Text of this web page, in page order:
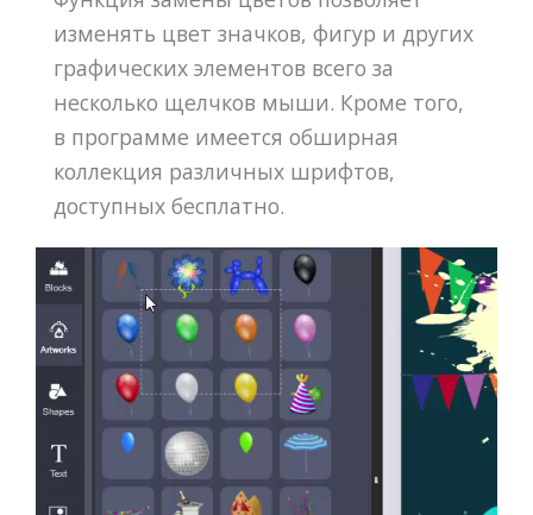
изменять цвет значков, фигур и других
графических элементов всего за
несколько щелчков мыши. Кроме того,
в программе имеется обширная
коллекция различных шрифтов,
доступных бесплатно.